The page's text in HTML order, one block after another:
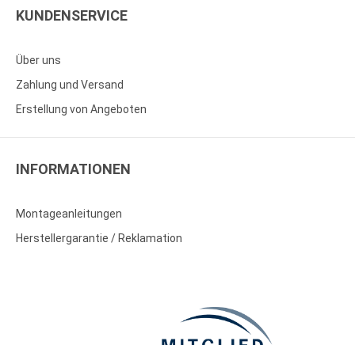
KUNDENSERVICE
Über uns
Zahlung und Versand
Erstellung von Angeboten
INFORMATIONEN
Montageanleitungen
Herstellergarantie / Reklamation